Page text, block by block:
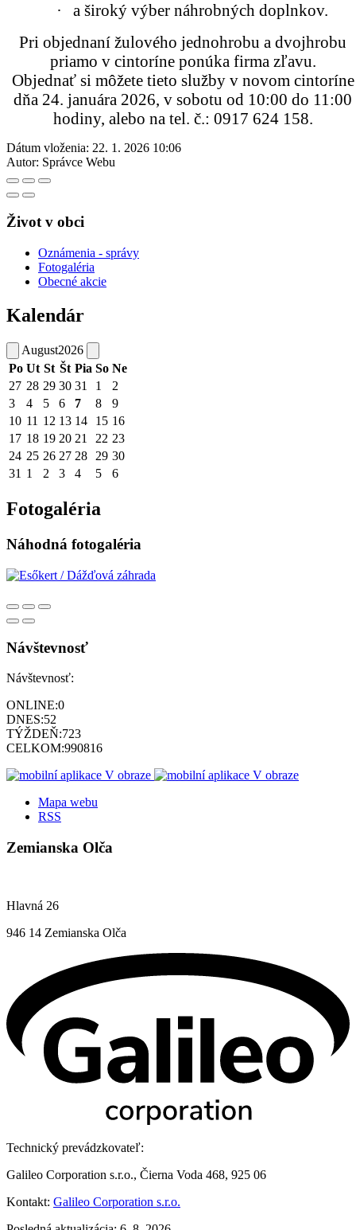
·
a široký výber náhrobných doplnkov.
Pri objednaní žulového jednohrobu a dvojhrobu
priamo v cintoríne ponúka firma zľavu.
Objednať si môžete tieto služby v novom cintoríne
dňa 24. januára 2026, v sobotu od 10:00 do 11:00
hodiny, alebo na tel. č.: 0917 624 158.
Dátum vloženia: 22. 1. 2026 10:06
Autor: Správce Webu
Život v obci
Oznámenia - správy
Fotogaléria
Obecné akcie
Kalendár
August2026
Po Ut St Št Pia So Ne
27 28 29 30 31 1
2
3
4 5 6 7 8
9
10 11 12 13 14 15 16
17 18 19 20 21 22 23
24 25 26 27 28 29 30
31 1 2 3 4 5 6
Fotogaléria
Náhodná fotogaléria
Návštevnosť
Návštevnosť:
ONLINE:0
DNES:52
TÝŽDEŇ:723
CELKOM:990816
Mapa webu
RSS
Zemianska Olča
Hlavná 26
946 14 Zemianska Olča
Technický prevádzkovateľ:
Galileo Corporation s.r.o., Čierna Voda 468, 925 06
Kontakt: Galileo Corporation s.r.o.